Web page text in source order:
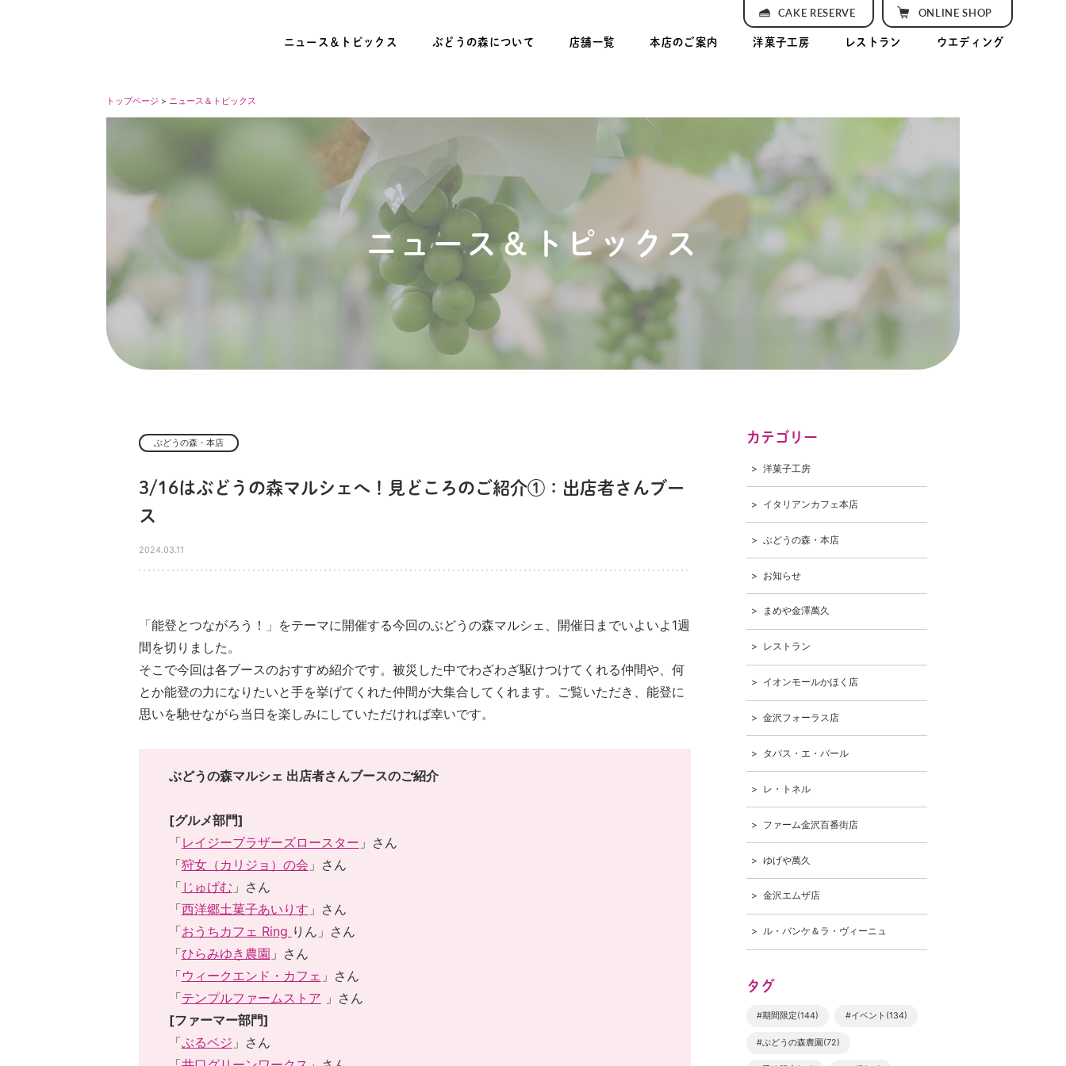
ニュース＆トピックス ぶどうの森について 店舗一覧 本店のご案内 洋菓子工房 レストラン ウエディング
CAKE RESERVE ONLINE SHOP
トップページ > ニュース＆トピックス
ニュース＆トピックス
ぶどうの森・本店
3/16はぶどうの森マルシェへ！見どころのご紹介①：出店者さんブー
ス
2024.03.11
「能登とつながろう！」をテーマに開催する今回のぶどうの森マルシェ、開催日までいよいよ1週
間を切りました。
そこで今回は各ブースのおすすめ紹介です。被災した中でわざわざ駆けつけてくれる仲間や、何
とか能登の力になりたいと手を挙げてくれた仲間が大集合してくれます。ご覧いただき、能登に
思いを馳せながら当日を楽しみにしていただければ幸いです。
ぶどうの森マルシェ 出店者さんブースのご紹介
[グルメ部門]
「レイジーブラザーズロースター 」さん
「狩女（カリジョ）の会 」さん
「 じゅげむ 」さん
「西洋郷土菓子あいりす 」さん
「おうちカフェ Ring りん」さん
「ひらみゆき農園 」さん
「ウィークエンド・カフェ 」さん
「テンプルファームストア 」さん
[ファーマー部門]
「ぶるベジ 」さん
カテゴリー
洋菓子工房
イタリアンカフェ本店
ぶどうの森・本店
お知らせ
まめや金澤萬久
レストラン
イオンモールかほく店
金沢フォーラス店
タパス・エ・バール
レ・トネル
ファーム金沢百番街店
ゆげや萬久
金沢エムザ店
ル・バンケ＆ラ・ヴィーニュ
タグ
#期間限定(144) #イベント(134)
#ぶどうの森農園(72)